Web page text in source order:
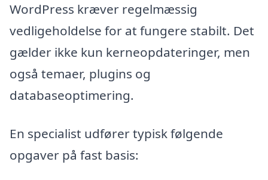
WordPress kræver regelmæssig
vedligeholdelse for at fungere stabilt. Det
gælder ikke kun kerneopdateringer, men
også temaer, plugins og
databaseoptimering.
En specialist udfører typisk følgende
opgaver på fast basis: